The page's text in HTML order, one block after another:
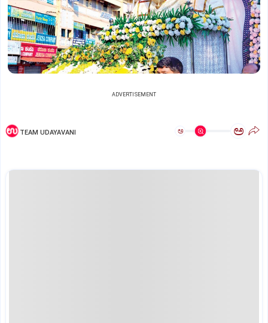
ADVERTISEMENT
TEAM UDAYAVANI ಅ ಅ